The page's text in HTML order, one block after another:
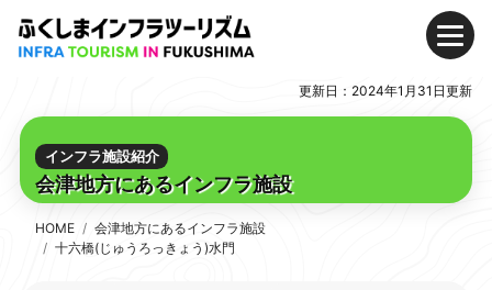
Skip
(Press
Enter)
Skip
Navigation
(Press
Enter)
メ
ュ
ー
モデルコース
浜通り地方のインフラおすすめモデルコース
中通り地方のインフラおすすめモデルコース
更新日：2024年1月31日更新
インフラ施設紹介
会津地方にあるインフラ施設
HOME
会津地方にあるインフラ施設
十六橋(じゅうろっきょう)水門